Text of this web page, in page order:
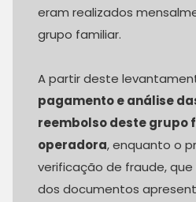
eram realizados
grupo familiar.
A partir deste
pagamento e análise
reembolso deste grupo
operadora, enquanto o
verificação de fraude, que
dos documentos